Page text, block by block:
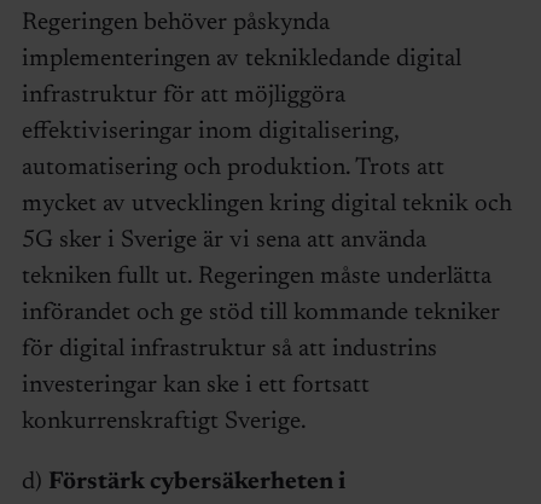
Regeringen behöver påskynda
implementeringen av teknikledande digital
infrastruktur för att möjliggöra
effektiviseringar inom digitalisering,
automatisering och produktion. Trots att
mycket av utvecklingen kring digital teknik och
5G sker i Sverige är vi sena att använda
tekniken fullt ut. Regeringen måste underlätta
införandet och ge stöd till kommande tekniker
för digital infrastruktur så att industrins
investeringar kan ske i ett fortsatt
konkurrenskraftigt Sverige.
d) Förstärk cybersäkerheten i